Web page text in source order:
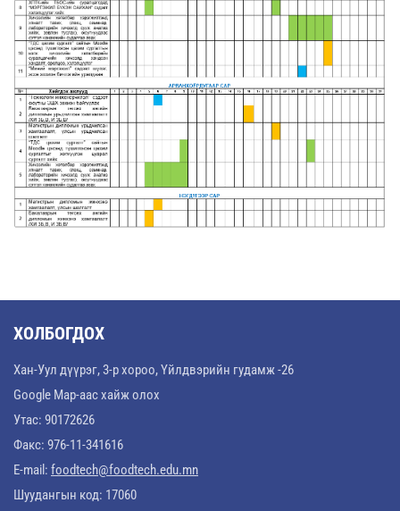
ХОЛБОГДОХ
Хан-Уул дүүрэг, 3-р хороо, Үйлдвэрийн гудамж -26
Google Map-аас хайж олох
Утас: 90172626
Факс: 976-11-341616
E-mail: foodtech@foodtech.edu.mn
Шуудангын код: 17060